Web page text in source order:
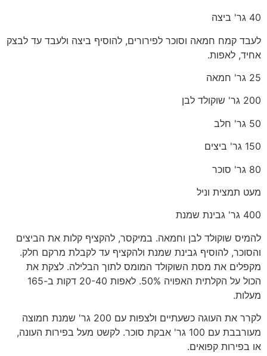
40 גר' ביצה
לעבד קמח חמאה וסוכר לפירורים, להוסיף ביצה ולעבד עד לבצק
אחיד, לאפות.
25 גר' חמאה
200 גר' שוקולד לבן
50 גר' חלב
150 גר' ביצים
80 גר' סוכר
מעט תמצית וניל
400 גר' גבינת שמנת
להמיס שוקולד לבן וחמאה. במיקסר, להקציף קלות את הביצים
והסוכר, להוסיף גבינת שמנת ולהקציף עד לקבלת מרקם חלק.
מקפלים את מסת השוקולד המומס לתוך הבלילה. לצקת את
הכול על הקלתית האפויה 50%. לאפות 20-40 דקות ב-165
מעלות.
לקרר את העוגה כשעתיים ולצפות עם 200 גר' שמנת חמוצה
מעורבבת עם 100 גר' אבקת סוכר. לקשט מעל בפירות העונה,
או בפירות קפואים.